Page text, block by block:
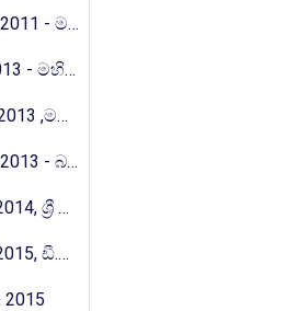
විද්‍යාලය
විද්‍යාලය
පළාත
කලාපය
කොළඔ